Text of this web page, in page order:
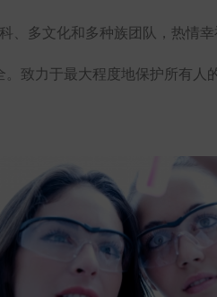
、多文化和多种族团队，热情幸
。致力于最大程度地保护所有人